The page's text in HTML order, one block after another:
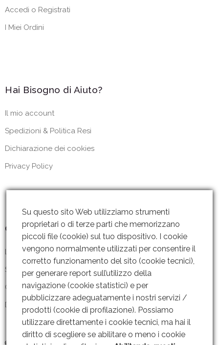
Accedi o Registrati
I Miei Ordini
Hai Bisogno di Aiuto?
Il mio account
Spedizioni & Politica Resi
Dichiarazione dei cookies
Privacy Policy
Contattaci
Lun – Ven: 8 – 18.30
Sabato: Chiuso
Contattaci
Dove siamo
© 2019 GRUPPO AMMENDOLA s.r.l P. IVA: 06221451211 |Web Design By
Su questo sito Web utilizziamo strumenti
proprietari o di terze parti che memorizzano
piccoli file (cookie) sul tuo dispositivo. I cookie
vengono normalmente utilizzati per consentire il
corretto funzionamento del sito (cookie tecnici),
per generare report sull’utilizzo della
navigazione (cookie statistici) e per
pubblicizzare adeguatamente i nostri servizi /
prodotti (cookie di profilazione). Possiamo
utilizzare direttamente i cookie tecnici, ma hai il
diritto di scegliere se abilitare o meno i cookie